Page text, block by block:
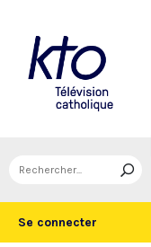
Se connecter